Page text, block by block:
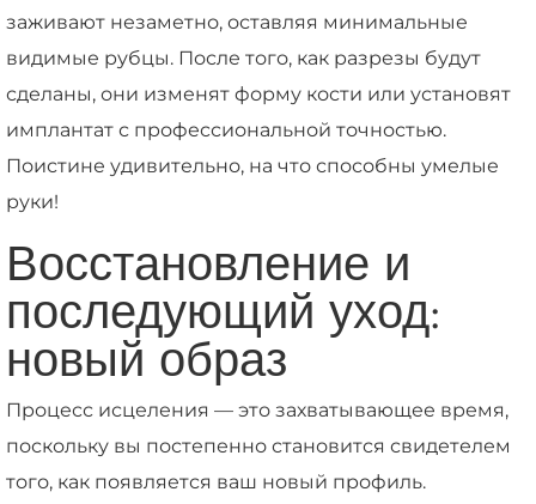
заживают незаметно, оставляя минимальные
видимые рубцы. После того, как разрезы будут
сделаны, они изменят форму кости или установят
имплантат с профессиональной точностью.
Поистине удивительно, на что способны умелые
руки!
Восстановление и
последующий уход:
новый образ
Процесс исцеления — это захватывающее время,
поскольку вы постепенно становится свидетелем
того, как появляется ваш новый профиль.